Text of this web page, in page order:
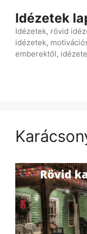
tartalomba
Idézetek
Idézetek, rövid
idézetek,
emberektől,